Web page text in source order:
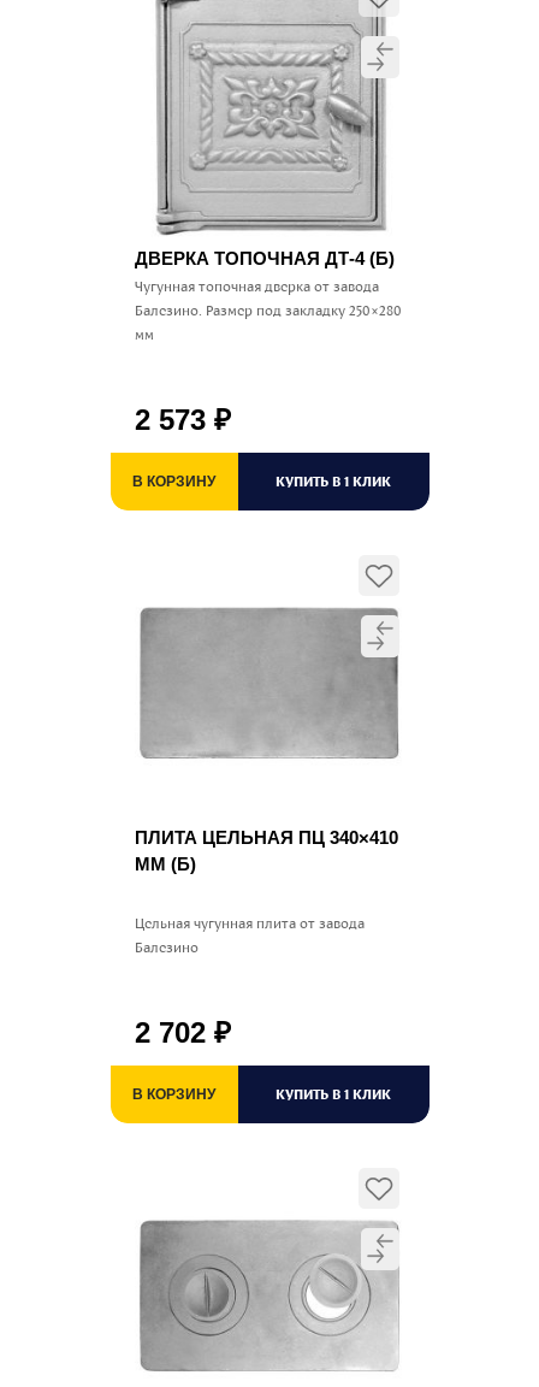
ДВЕРКА ТОПОЧНАЯ ДТ-4 (Б)
Чугунная топочная дверка от завода
Балезино. Размер под закладку 250×280
мм
2 573 ₽
В КОРЗИНУ КУПИТЬ В 1 КЛИК
ПЛИТА ЦЕЛЬНАЯ ПЦ 340×410
ММ (Б)
Цельная чугунная плита от завода
Балезино
2 702 ₽
В КОРЗИНУ КУПИТЬ В 1 КЛИК